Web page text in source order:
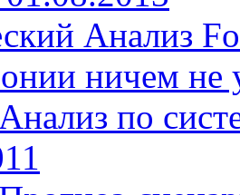
Анализ
ничем не
по